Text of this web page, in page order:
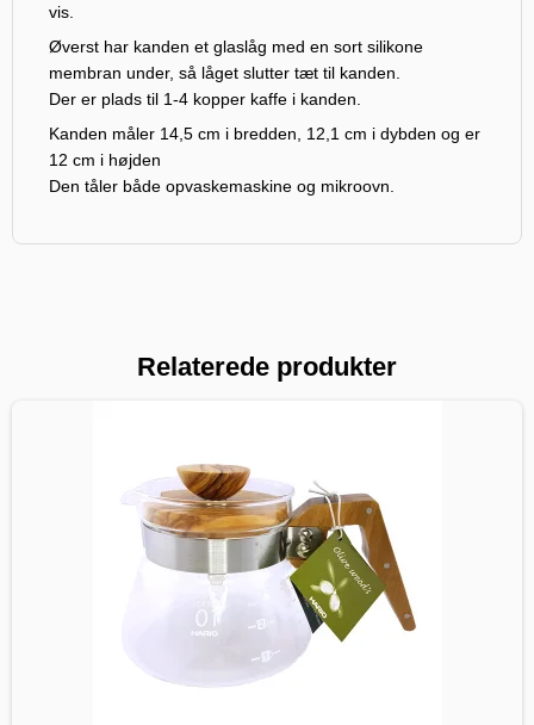
vis.
Øverst har kanden et glaslåg med en sort silikone
membran under, så låget slutter tæt til kanden.
Der er plads til 1-4 kopper kaffe i kanden.
Kanden måler 14,5 cm i bredden, 12,1 cm i dybden og er
12 cm i højden
Den tåler både opvaskemaskine og mikroovn.
Relaterede produkter